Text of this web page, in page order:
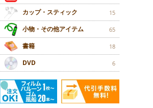
カップ・スティック 15
小物・その他アイテム 65
書籍 18
DVD 6